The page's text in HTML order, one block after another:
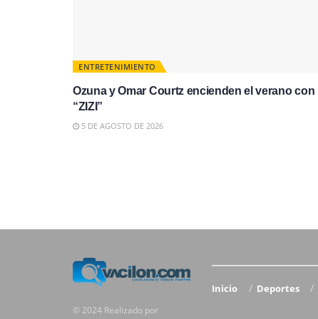
ENTRETENIMIENTO
Ozuna y Omar Courtz encienden el verano con
“ZIZI”
5 DE AGOSTO DE 2026
© 2024 Realizado por
Inicio Deportes